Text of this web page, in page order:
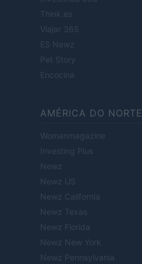
Think.es
Viajar 365
ES Newz
Pet Story
Encocina
AMÉRICA DO NORTE
Womanmagazine
Investing Plus
Newz
Newz US
Newz California
Newz Texas
Newz Florida
Newz New York
Newz Pennsylvania